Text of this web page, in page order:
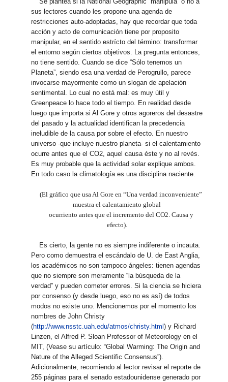
sus lectores cuando les propone una agenda de
restricciones auto-adoptadas, hay que recordar que toda
acción y acto de comunicación tiene por proposito
manipular, en el sentido estrícto del término: transformar
el entorno según ciertos objetivos. La pregunta entonces,
no tiene sentido. Cuando se dice “Sólo tenemos un
Planeta”, siendo esa una verdad de Perogrullo, parece
invocarse mayormente como un slogan de apelación
sentimental. Lo cual no está mal: es muy útil y
Greenpeace lo hace todo el tiempo. En realidad desde
luego que importa si Al Gore y otros agoreros del desastre
del pasado y la actualidad identifican la precedencia
ineludible de la causa por sobre el efecto. En nuestro
universo -que incluye nuestro planeta- si el calentamiento
ocurre antes que el CO2, aquel causa éste y no al revés.
Es muy probable que la actividad solar explique ambos.
En todo caso la climatología es una disciplina naciente.
(El gráfico que usa Al Gore en “Una verdad inconveniente”
muestra el calentamiento global
ocurriento antes que el incremento del CO2. Causa y
efecto).
Es cierto, la gente no es siempre indiferente o incauta.
Pero como demuestra el escándalo de U. de East Anglia,
los académicos no son tampoco ángeles: tienen agendas
que no siempre son meramente “la búsqueda de la
verdad” y pueden cometer errores. Si la ciencia se hiciera
por consenso (y desde luego, eso no es así) de todos
modos no existe uno. Mencionemos por el momento los
nombres de John Christy
(http://www.nsstc.uah.edu/atmos/christy.html) y Richard
Linzen, el Alfred P. Sloan Professor of Meteorology en el
MIT, (Vease su artículo: “Global Warming: The Origin and
Nature of the Alleged Scientific Consensus”).
Adicionalmente, recomiendo al lector revisar el reporte de
255 páginas para el senado estadounidense generado por